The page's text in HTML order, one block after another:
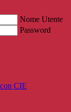
Nome Utente
Password
CIE